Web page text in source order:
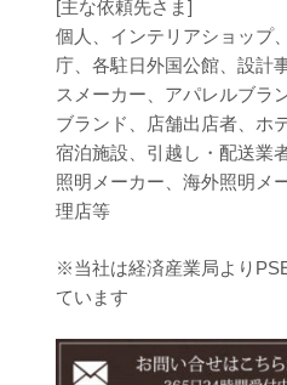
[主な依頼先さま]
個人、インテリアショップ
庁、各駐日外国公館、設計
スメーカー、アパレルブラ
ブランド、店舗出店者、ホ
宿泊施設、引越し・配送業
照明メーカー、海外照明メ
理店等
※当社は経済産業局より
ています